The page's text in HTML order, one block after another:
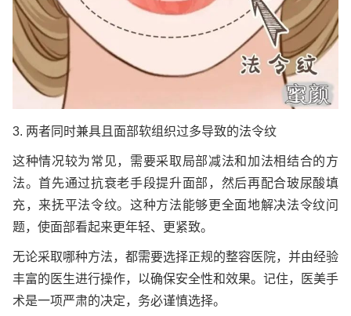
3. 两者同时兼具且面部软组织过多导致的法令纹
这种情况较为常见，需要采取局部减法和加法相结合的方
法。首先通过抗衰老手段提升面部，然后再配合玻尿酸填
充，来抚平法令纹。这种方法能够更全面地解决法令纹问
题，使面部看起来更年轻、更紧致。
无论采取哪种方法，都需要选择正规的整容医院，并由经验
丰富的医生进行操作，以确保安全性和效果。记住，医美手
术是一项严肃的决定，务必谨慎选择。